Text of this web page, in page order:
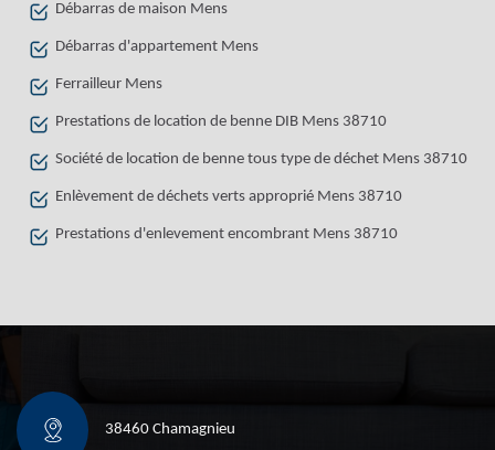
Débarras de maison Mens
Débarras d'appartement Mens
Ferrailleur Mens
Prestations de location de benne DIB Mens 38710
Société de location de benne tous type de déchet Mens 38710
Enlèvement de déchets verts approprié Mens 38710
Prestations d'enlevement encombrant Mens 38710
38460 Chamagnieu